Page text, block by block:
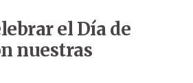
el Día de
nuestras